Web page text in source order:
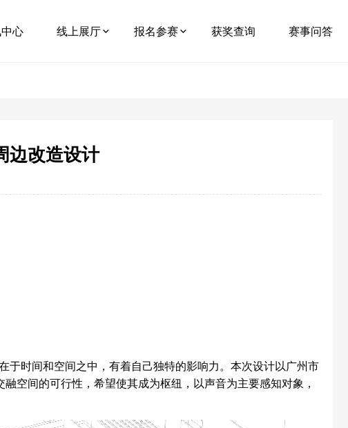
心 线上展厅 报名参赛 获奖查询 赛事问答
改造设计
时间和空间之中，有着自己独特的影响力。本次设计以广州市
空间的可行性，希望使其成为枢纽，以声音为主要感知对象，